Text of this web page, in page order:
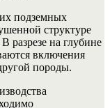
подземных
структуре
разрезе на глубине
включения
породы.